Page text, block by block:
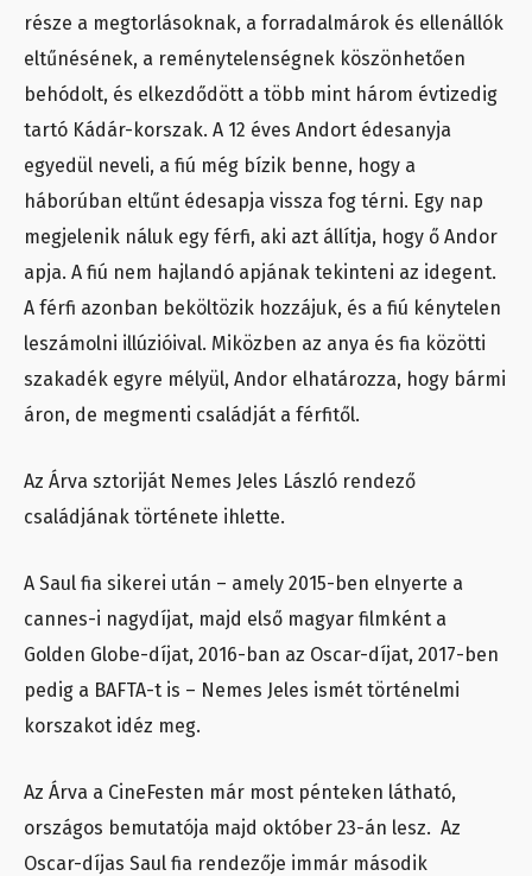
része a megtorlásoknak, a forradalmárok és ellenállók
eltűnésének, a reménytelenségnek köszönhetően
behódolt, és elkezdődött a több mint három évtizedig
tartó Kádár-korszak. A 12 éves Andort édesanyja
egyedül neveli, a fiú még bízik benne, hogy a
háborúban eltűnt édesapja vissza fog térni. Egy nap
megjelenik náluk egy férfi, aki azt állítja, hogy ő Andor
apja. A fiú nem hajlandó apjának tekinteni az idegent.
A férfi azonban beköltözik hozzájuk, és a fiú kénytelen
leszámolni illúzióival. Miközben az anya és fia közötti
szakadék egyre mélyül, Andor elhatározza, hogy bármi
áron, de megmenti családját a férfitől.
Az Árva sztoriját Nemes Jeles László rendező
családjának története ihlette.
A Saul fia sikerei után – amely 2015-ben elnyerte a
cannes-i nagydíjat, majd első magyar filmként a
Golden Globe-díjat, 2016-ban az Oscar-díjat, 2017-ben
pedig a BAFTA-t is – Nemes Jeles ismét történelmi
korszakot idéz meg.
Az Árva a CineFesten már most pénteken látható,
országos bemutatója majd október 23-án lesz. Az
Oscar-díjas Saul fia rendezője immár második